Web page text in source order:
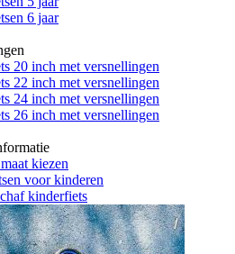
6 jaar
20 inch met versnellingen
22 inch met versnellingen
24 inch met versnellingen
26 inch met versnellingen
kiezen
voor kinderen
kinderfiets